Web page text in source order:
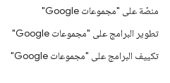
منصّة على "مجموعات Google"
تطوير البرامج على "مجموعات Google"
تكييف البرامج على "مجموعات Google"